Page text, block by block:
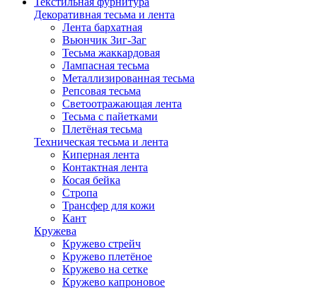
Декоративная тесьма и лента
Лента бархатная
Вьюнчик Зиг-Заг
Тесьма жаккардовая
Лампасная тесьма
Металлизированная тесьма
Репсовая тесьма
Светоотражающая лента
Тесьма с пайетками
Плетёная тесьма
Техническая тесьма и лента
Киперная лента
Контактная лента
Косая бейка
Стропа
Трансфер для кожи
Кант
Кружева
Кружево стрейч
Кружево плетёное
Кружево на сетке
Кружево капроновое